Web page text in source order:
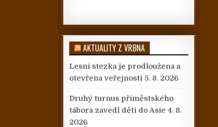
AKTUALITY Z VRBNA
Lesní stezka je prodloužena a
otevřena veřejnosti 5. 8. 2026
Druhý turnus příměstského
tábora zavedl děti do Asie 4. 8.
2026